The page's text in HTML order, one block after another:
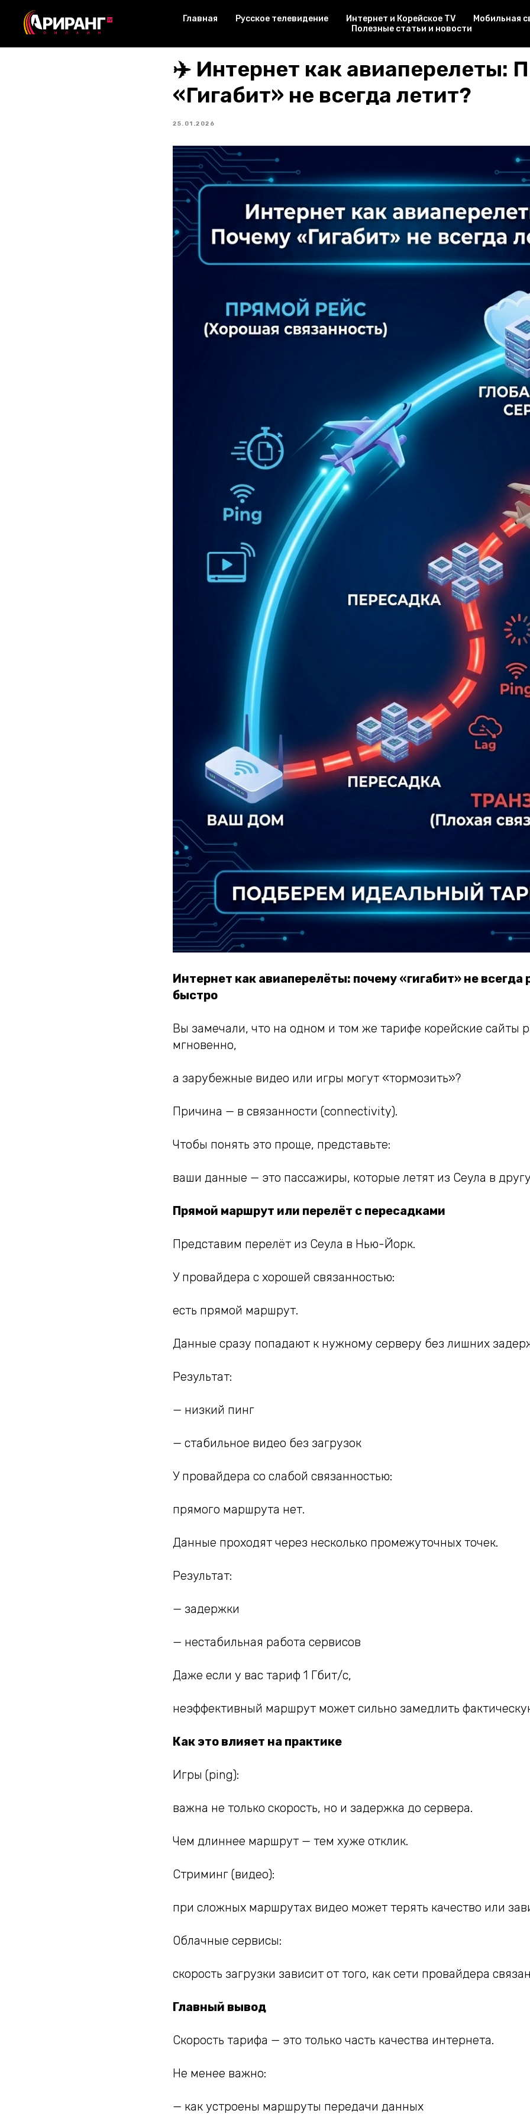
Главная Русское телевидение Интернет и Корейское TV
Мобильная
Полезные статьи и новости
✈️ Интернет как авиаперелеты:
«Гигабит» не всегда летит?
25.01.2026
Интернет как авиаперелёты: почему «гигабит» не всегда
быстро
Вы замечали, что на одном и том же тарифе корейские сайты
мгновенно,
а зарубежные видео или игры могут «тормозить»?
Причина — в связанности (connectivity).
Чтобы понять это проще, представьте:
ваши данные — это пассажиры, которые летят из Сеула в
Прямой маршрут или перелёт с пересадками
Представим перелёт из Сеула в Нью-Йорк.
У провайдера с хорошей связанностью:
есть прямой маршрут.
Данные сразу попадают к нужному серверу без лишних
Результат:
— низкий пинг
— стабильное видео без загрузок
У провайдера со слабой связанностью:
прямого маршрута нет.
Данные проходят через несколько промежуточных точек.
Результат:
— задержки
— нестабильная работа сервисов
Даже если у вас тариф 1 Гбит/с,
неэффективный маршрут может сильно замедлить
Как это влияет на практике
Игры (ping):
важна не только скорость, но и задержка до сервера.
Чем длиннее маршрут — тем хуже отклик.
Стриминг (видео):
при сложных маршрутах видео может терять качество или
Облачные сервисы:
скорость загрузки зависит от того, как сети провайдера
Главный вывод
Скорость тарифа — это только часть качества интернета.
Не менее важно:
— как устроены маршруты передачи данных